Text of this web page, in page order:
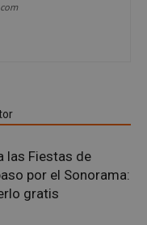
las Fiestas de
por el Sonorama:
gratis
Proveedor